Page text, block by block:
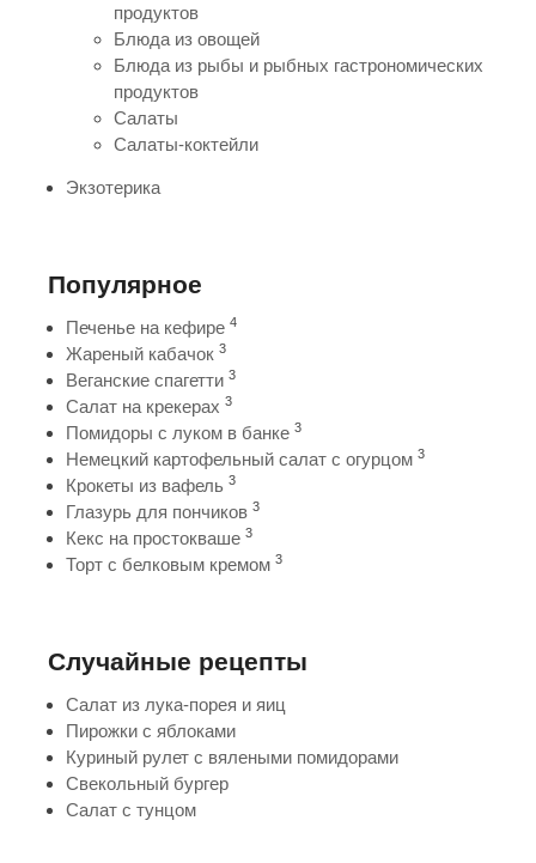
продуктов
Блюда из овощей
Блюда из рыбы и рыбных гастрономических
продуктов
Салаты
Салаты-коктейли
Экзотерика
Популярное
Печенье на кефире 4
Жареный кабачок 3
Веганские спагетти 3
Салат на крекерах 3
Помидоры с луком в банке 3
Немецкий картофельный салат с огурцом 3
Крокеты из вафель 3
Глазурь для пончиков 3
Кекс на простокваше 3
Торт с белковым кремом 3
Случайные рецепты
Салат из лука-порея и яиц
Пирожки с яблоками
Куриный рулет с вялеными помидорами
Свекольный бургер
Салат с тунцом